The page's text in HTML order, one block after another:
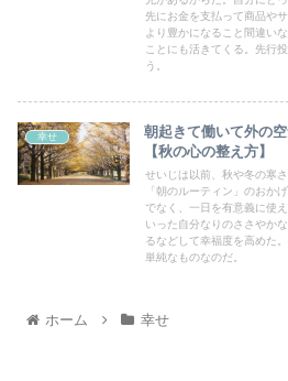
先にお金を支払って商品や
より豊かになること間違い
ことにも活きてくる。先行
う。
幸せ
朝起きて働いて外の
【秋の心の整え方】
せいじは以前、秋や冬の寒
「朝のルーティン」のおか
でなく、一日を有意義に使
いった自分なりのささやか
るなどして幸福度を高めた
単純なものなのだ。
ホーム 幸せ